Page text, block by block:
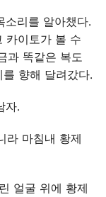
소리를 알아챘다.
카이토가 볼 수
과 똑같은 복도
향해 달려갔다.
자.
라 마침내 황제
얼굴 위에 황제